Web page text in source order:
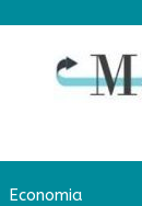
Economia